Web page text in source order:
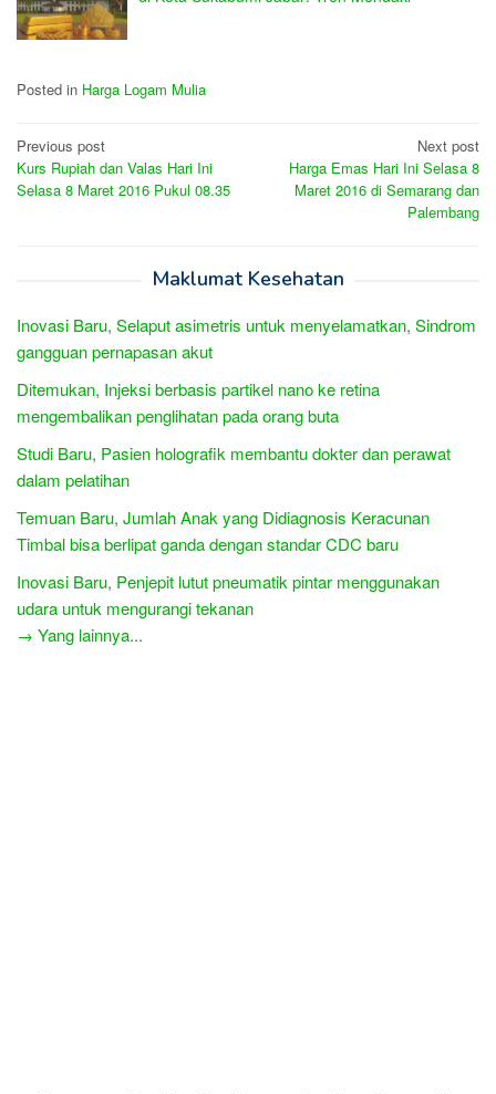
Posted in Harga Logam Mulia
Post
navigation
Previous post
Kurs Rupiah dan Valas Hari Ini
Selasa 8 Maret 2016 Pukul 08.35
Next post
Harga Emas Hari Ini Selasa 8
Maret 2016 di Semarang dan
Palembang
Maklumat Kesehatan
Inovasi Baru, Selaput asimetris untuk menyelamatkan, Sindrom
gangguan pernapasan akut
Ditemukan, Injeksi berbasis partikel nano ke retina
mengembalikan penglihatan pada orang buta
Studi Baru, Pasien holografik membantu dokter dan perawat
dalam pelatihan
Temuan Baru, Jumlah Anak yang Didiagnosis Keracunan
Timbal bisa berlipat ganda dengan standar CDC baru
Inovasi Baru, Penjepit lutut pneumatik pintar menggunakan
udara untuk mengurangi tekanan
→ Yang lainnya...